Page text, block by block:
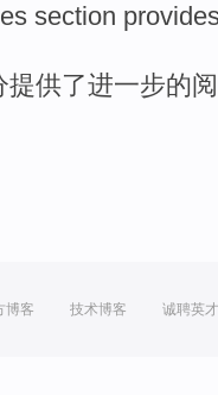
section
提供了进一步的
博客 技术博客 诚聘英才